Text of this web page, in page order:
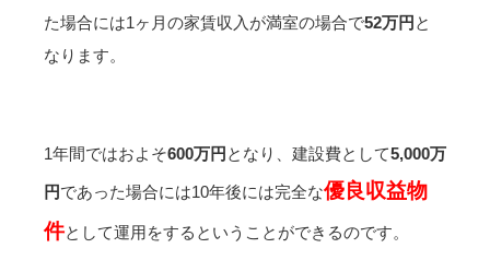
た場合には1ヶ月の家賃収入が満室の場合で52万円 と
なります。
1年間ではおよそ600万円 となり、建設費として5,000万
円であった場合には10年後には完全な優良収益物
件として運用をするということができるのです。